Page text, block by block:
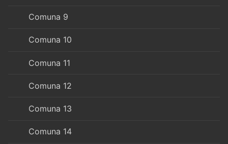
Comuna 9
Comuna 10
Comuna 11
Comuna 12
Comuna 13
Comuna 14